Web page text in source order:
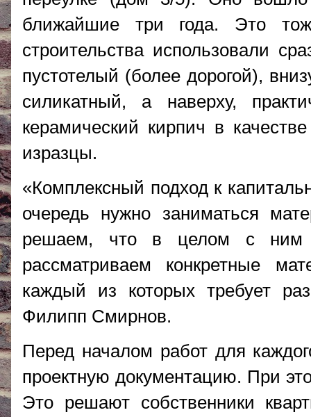
ближайшие три года. Это
строительства использовали
пустотелый (более дорогой),
силикатный, а наверху,
керамический кирпич в
изразцы.
«Комплексный подход к
очередь нужно заниматься
решаем, что в целом с ним
рассматриваем конкретные
каждый из которых требует
Филипп Смирнов.
Перед началом работ для
проектную документацию. При
Это решают собственники